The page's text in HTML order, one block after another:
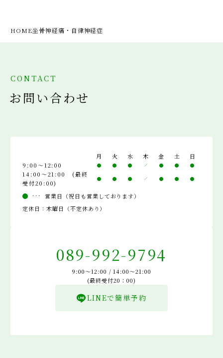
HOME坐骨神経痛・自律神経症
CONTACT
お問い合わせ
月 火 水 木 金 土
日
9:00～12:00
14:00～21:00 (最終
受付20:00)
営業日（祝日も営業しております）
定休日：木曜日（不定休あり）
089-992-9794
9:00～12:00 / 14:00～21:00
(最終受付20：00)
LINEで簡単予約